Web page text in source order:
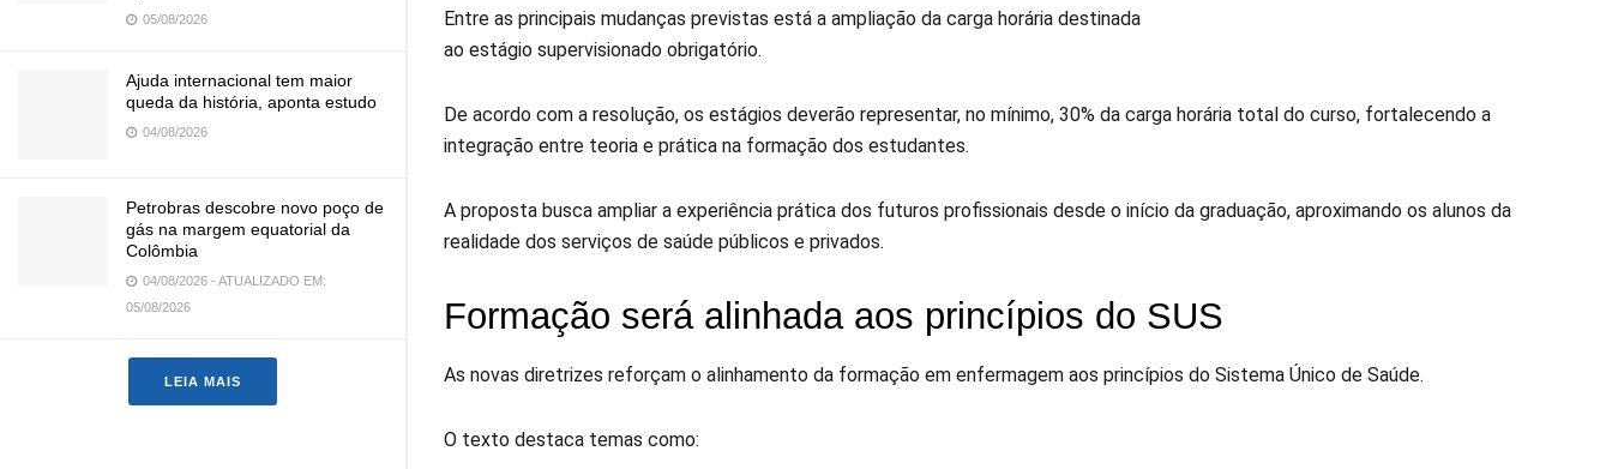
05/08/2026
Ajuda internacional tem maior
queda da história, aponta estudo
04/08/2026
Petrobras descobre novo poço de
gás na margem equatorial da
Colômbia
04/08/2026 - ATUALIZADO EM:
05/08/2026
LEIA MAIS
Entre as principais mudanças previstas está a ampliação da carga horária destinada
ao estágio supervisionado obrigatório.
De acordo com a resolução, os estágios deverão representar, no mínimo, 30% da carga horária total do curso, fortalecendo a
integração entre teoria e prática na formação dos estudantes.
A proposta busca ampliar a experiência prática dos futuros profissionais desde o início da graduação, aproximando os alunos da
realidade dos serviços de saúde públicos e privados.
Formação será alinhada aos princípios do SUS
As novas diretrizes reforçam o alinhamento da formação em enfermagem aos princípios do Sistema Único de Saúde.
O texto destaca temas como: